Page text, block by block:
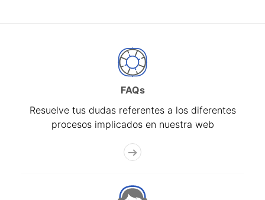
FAQs
Resuelve tus dudas referentes a los diferentes
procesos implicados en nuestra web